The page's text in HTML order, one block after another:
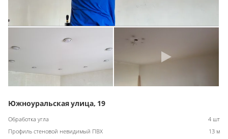
Южноуральская улица, 19
Обработка угла
4 шт
Профиль стеновой невидимый ПВХ
13 м